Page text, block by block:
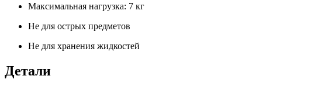
Максимальная нагрузка: 7 кг
Не для острых предметов
Не для хранения жидкостей
Детали